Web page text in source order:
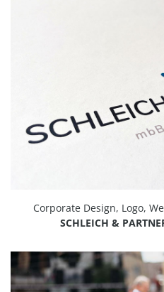
Corporate Design, Logo,
SCHLEICH &